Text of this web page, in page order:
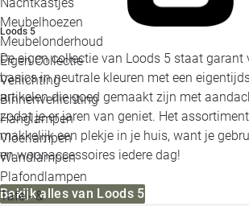
Meubelhoezen
Meubelonderhoud
Eigen Collectie
Verlichting
Binnenverlichting
Hanglampen
Vloerlampen
Wandlampen
Plafondlampen
Tafel- &
Loods 5
De eigen collectie van Loods 5 staat garant
basics in neutrale kleuren met een
artikelen die goed gemaakt zijn met
zodat je er jaren van geniet. Het
makkelijk een plekje in je huis, want je
en woonaccessoires iedere dag!
Bekijk alles van Loods 5